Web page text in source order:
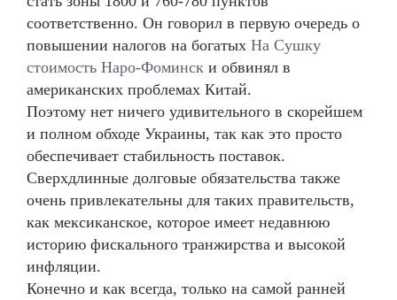
соответственно. Он говорил в первую очередь о
повышении налогов на богатых На Сушку
стоимость Наро-Фоминск и обвинял в
американских проблемах Китай.
Поэтому нет ничего удивительного в скорейшем
и полном обходе Украины, так как это просто
обеспечивает стабильность поставок.
Сверхдлинные долговые обязательства также
очень привлекательны для таких правительств,
как мексиканское, которое имеет недавнюю
историю фискального транжирства и высокой
инфляции.
Конечно и как всегда, только на самой ранней